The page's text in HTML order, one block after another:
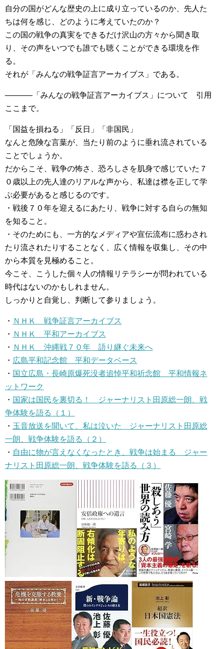
自分の国がどんな歴史の上に成り立っているのか、先人た
ちは何を感じ、どのように考えていたのか？
この国の戦争の真実をできるだけ沢山の方々から聞き取
り、その声をいつでも誰でも聴くことができる環境を作
る。
それが「みんなの戦争証言アーカイブス」である。
———–「みんなの戦争証言アーカイブス」について 引用
ここまで。
「国益を損ねる」「反日」「非国民」
なんと危険な言葉が、当たり前のように垂れ流されている
ことでしょうか。
だからこそ、戦争の怖さ、恐ろしさを肌身で感じていた７
０歳以上の先人達のリアルな声から、私達は襟を正して学
ぶ必要があると感じるのです。
・戦後７０年を迎えるにあたり、戦争に対する自らの無知
を知ること。
・そのためにも、一方的なメディアや宣伝流布に惑わされ
たり流されたりすることなく、広く情報を収集し、その中
から本質を見極めること。
今こそ、こうした個々人の情報リテラシーが問われている
時代はないのかもしれません。
しっかりと自覚し、判断して参りましょう。
・ ＮＨＫ 戦争証言アーカイブス
・ ＮＨＫ 平和アーカイブス
・ ＮＨＫ 沖縄戦７０年 語り継ぐ未来へ
・ 広島平和記念館 平和データベース
・ 国立広島・長崎原爆死没者追悼平和祈念館 平和情報ネ
ットワーク
・ 国家は国民を裏切る！ ジャーナリスト田原総一朗、戦
争体験を語る（１）
・ 玉音放送を聞いて、私は泣いた ジャーナリスト田原総
一朗、戦争体験を語る（２）
・ 自由に物が言えなくなったとき、戦争は始まる ジャー
ナリスト田原総一朗、戦争体験を語る（３）